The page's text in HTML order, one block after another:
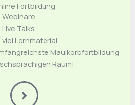
Fortbildung
Webinare
Live Talks
viel Lernmaterial
Maulkorbfortbildung
Raum!